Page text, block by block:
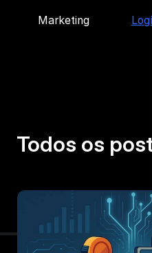
Marketing
Todos os